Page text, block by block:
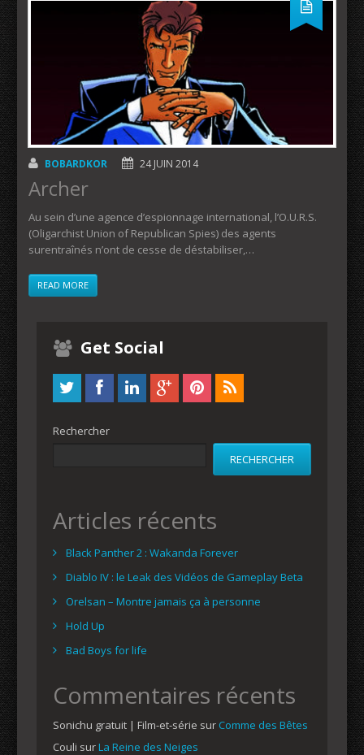
BOBARDKOR 24 JUIN 2014
Archer
Au sein d’une agence d’espionnage international, l’O.U.R.S.
(Oligarchist Union of Republican Spies) des agents
surentraînés n’ont de cesse de déstabiliser,…
READ MORE
Get Social
Rechercher
RECHERCHER
Articles récents
Black Panther 2 : Wakanda Forever
Diablo IV : le Leak des Vidéos de Gameplay Beta
Orelsan – Montre jamais ça à personne
Hold Up
Bad Boys for life
Commentaires récents
Sonichu gratuit | Film-et-série sur Comme des Bêtes
Couli surLa Reine des Neiges